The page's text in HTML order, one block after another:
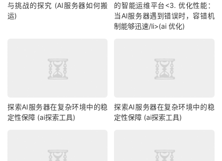
与挑战的探究 (AI服务器如何搬
运)
的智能运维平台<3. 优化性能：
当AI服务器遇到错误时，容错机
制能够迅速/li>(ai 优化)
探索AI服务器在复杂环境中的稳
定性保障 (ai探索工具)
探索AI服务器在复杂环境中的稳
定性保障 (ai探索工具)